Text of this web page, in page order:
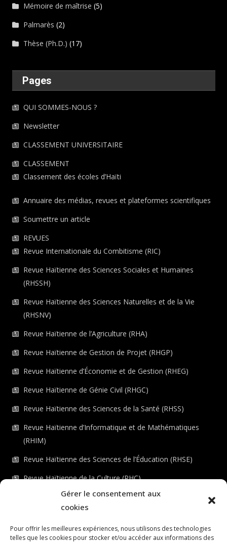
Gérer le consentement aux
cookies
Pour offrir les meilleures expériences, nous utilisons des technologies
telles que les cookies pour stocker et/ou accéder aux informations des
Mémoire de maîtrise (5)
Palmarès (2)
Thèse (Ph.D.) (17)
Pages
QUI SOMMES-NOUS ?
Newsletter
CLASSEMENT UNIVERSITAIRE
CLASSEMENT
Classement des écoles d’Haïti
Annuaire des médias, revues et plateformes scientifiques
Soumettre un article
REVUES
Revue Internationale du Combitisme (RIC)
Revue Haïtienne des Sciences Sociales et Humaines
(RHSSH)
Revue Haïtienne des Sciences Naturelles et de la Vie
(RHSNV)
Revue Haïtienne de l’Agriculture (RHA)
Revue Haïtienne de Gestion de Projet (RHGP)
Revue Haïtienne d’Économie et de Gestion (RHEG)
Revue Haïtienne de Génie Civil (RHGC)
Revue Haïtienne des Sciences de la Santé (RHSS)
Revue Haïtienne d’Informatique et de Mathématiques
(RHIM)
Revue Haïtienne des Sciences de l’Éducation (RHSE)
Revue Haïtienne de la Culture (RHC)
Revue Haïtienne de l’Environnement (RHE)
Dashboard